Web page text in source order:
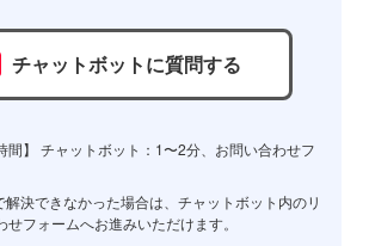
チャットボットに質問する
間】 チャットボット：1〜2分、お問い合わせフ
決できなかった場合は、チャットボット内のリ
フォームへお進みいただけます。